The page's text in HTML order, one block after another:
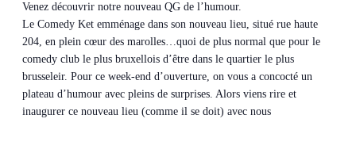
Venez découvrir notre nouveau QG de l’humour.
Le Comedy Ket emménage dans son nouveau lieu, situé rue haute
204, en plein cœur des marolles…quoi de plus normal que pour le
comedy club le plus bruxellois d’être dans le quartier le plus
brusseleir. Pour ce week-end d’ouverture, on vous a concocté un
plateau d’humour avec pleins de surprises. Alors viens rire et
inaugurer ce nouveau lieu (comme il se doit) avec nous